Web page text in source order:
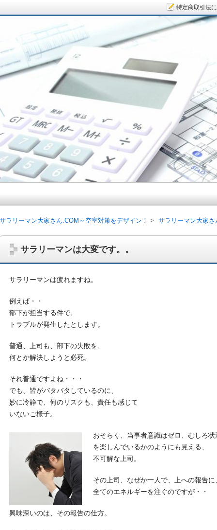
サラリーマンは大変です。。
サラリーマンは疲れますね。
例えば・・
部下が担当する件で、
トラブルが発生したとします。
普通、上司も、部下の失敗を、
何とか解決しようと必死。
それ普通ですよね・・・
でも、皆がバタバタしているのに、
妙に冷静で、何のリスクも、責任も感じて
いないご様子。
おそらく、当事者意識はゼロ、むしろ状
を楽しんでいるかのようにも見える、
不可解な上司。
その上司、なぜか一人で、上への報告に
全てのエネルギーを注ぐのですが・・
興味深いのは、その報告の仕方。
サラリーマン大家さん.COM～空室対策をデザイン！ サラリーマン大家さ
サラリーマン大家さん.COM～空
ム、大家さん自ら行うネット集客、コンセプト賃貸の導入を研究する
on書籍出版、多拠点居住の暮らしぶり、旅行業務取扱管理者、宅建等
特定商取引法